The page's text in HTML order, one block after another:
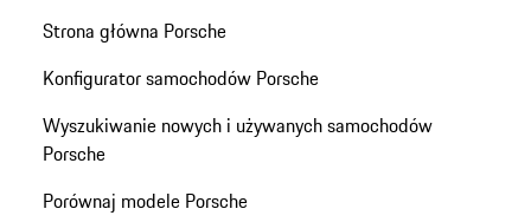
Strona główna Porsche
Konfigurator samochodów Porsche
Wyszukiwanie nowych i używanych samochodów
Porsche
Porównaj modele Porsche